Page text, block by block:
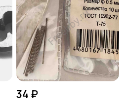
34 ₽